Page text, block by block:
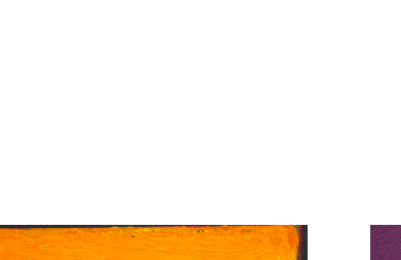
Тараса Шевченка
(за цикл